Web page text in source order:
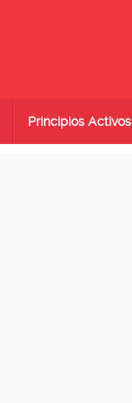
Principios Activos